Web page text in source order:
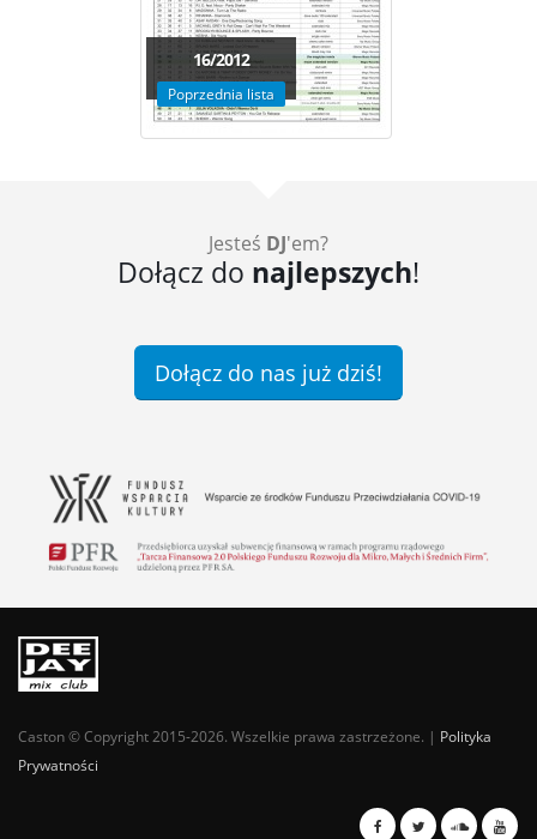
16/2012
Poprzednia lista
Jesteś DJ'em?
Dołącz do najlepszych!
Dołącz do nas już dziś!
Caston © Copyright 2015-2026. Wszelkie prawa zastrzeżone. | Polityka
Prywatności